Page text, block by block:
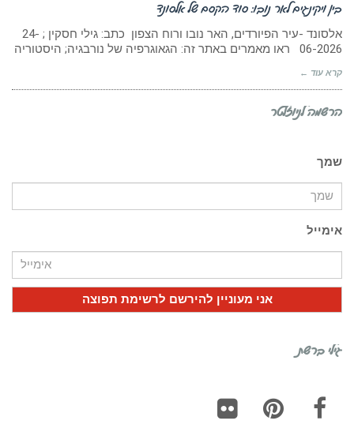
בין ויקינגים לאר נובו: סוד הקסם של אלסונד
אלסונד -עיר הפיורדים, האר נובו ורוח הצפון כתב: גילי חסקין ; 24-
06-2026 ראו מאמרים באתר זה: הגאוגרפיה של נורבגיה; היסטוריה
קרא עוד ←
הרשמה לניוזלטר
שמך
אימייל
גילי ברשת